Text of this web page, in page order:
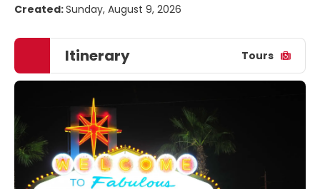
Created:Sunday, August 9, 2026
Itinerary Tours